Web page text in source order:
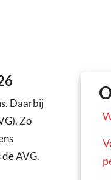
Daarbij
Zo
AVG.